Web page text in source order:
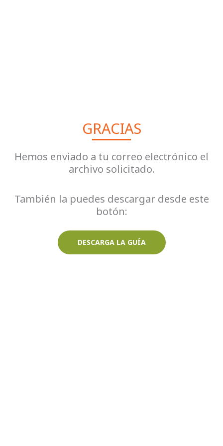
GRACIAS
Hemos enviado a tu correo electrónico el
archivo solicitado.
También la puedes descargar desde este
botón:
DESCARGA LA GUÍA